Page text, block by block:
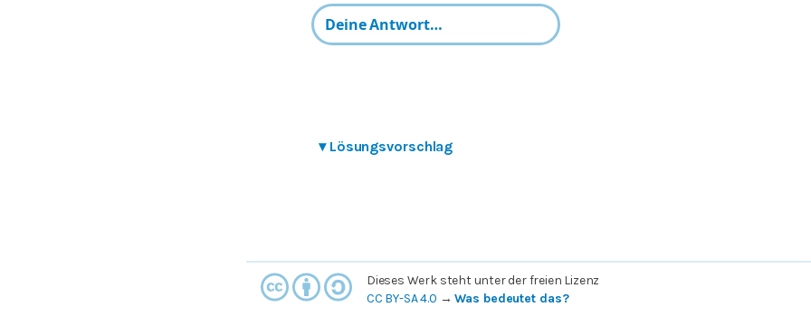
▾ Lösungsvorschlag
Dieses Werk steht unter der freien Lizenz
CC BY-SA 4.0 →Was bedeutet das?